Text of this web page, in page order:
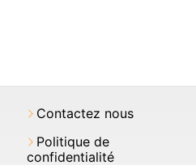
Contactez nous
Politique de
confidentialité